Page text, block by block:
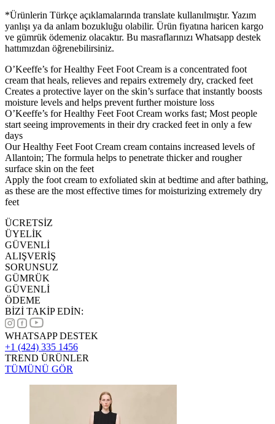
*Ürünlerin Türkçe açıklamalarında translate kullanılmıştır. Yazım
yanlışı ya da anlam bozukluğu olabilir. Ürün fiyatına haricen kargo
ve gümrük ödemeniz olacaktır. Bu masraflarınızı Whatsapp destek
hattımızdan öğrenebilirsiniz.
O’Keeffe’s for Healthy Feet Foot Cream is a concentrated foot
cream that heals, relieves and repairs extremely dry, cracked feet
Creates a protective layer on the skin’s surface that instantly boosts
moisture levels and helps prevent further moisture loss
O’Keeffe’s for Healthy Feet Foot Cream works fast; Most people
start seeing improvements in their dry cracked feet in only a few
days
Our Healthy Feet Foot Cream cream contains increased levels of
Allantoin; The formula helps to penetrate thicker and rougher
surface skin on the feet
Apply the foot cream to exfoliated skin at bedtime and after bathing,
as these are the most effective times for moisturizing extremely dry
feet
ÜCRETSİZ
ÜYELİK
GÜVENLİ
ALIŞVERİŞ
SORUNSUZ
GÜMRÜK
GÜVENLİ
ÖDEME
BİZİ TAKİP EDİN:
WHATSAPP DESTEK
+1 (424) 335 1456
TREND ÜRÜNLER
TÜMÜNÜ GÖR